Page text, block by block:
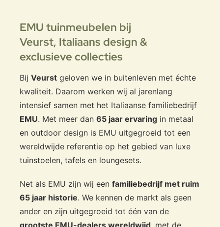
EMU tuinmeubelen bij
Veurst, Italiaans design &
exclusieve collecties
Bij Veurst geloven we in buitenleven met échte
kwaliteit. Daarom werken wij al jarenlang
intensief samen met het Italiaanse familiebedrijf
EMU. Met meer dan 65 jaar ervaring in metaal
en outdoor design is EMU uitgegroeid tot een
wereldwijde referentie op het gebied van luxe
tuinstoelen, tafels en loungesets.
Net als EMU zijn wij een familiebedrijf met ruim
65 jaar historie. We kennen de markt als geen
ander en zijn uitgegroeid tot één van de
grootste EMU-dealers wereldwijd , met de